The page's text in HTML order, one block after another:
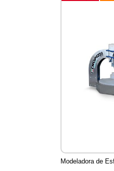
Modeladora de